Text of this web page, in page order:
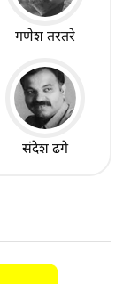
गणेश तरतरे
संदेश ढगे